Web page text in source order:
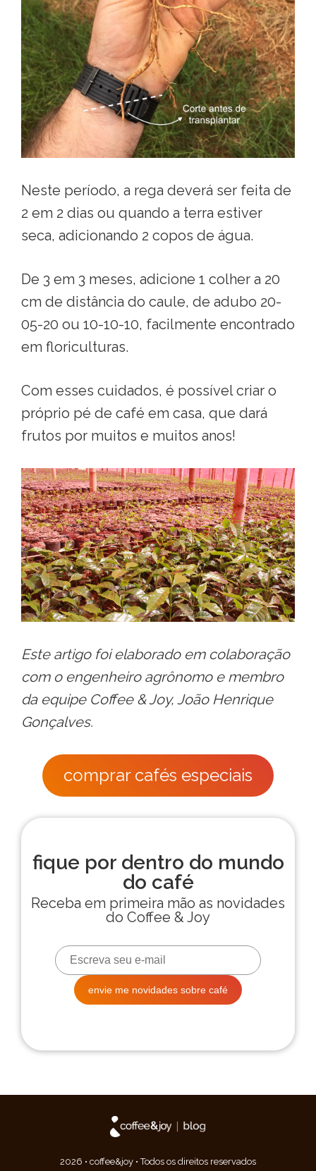
Neste período, a rega deverá ser feita de
2 em 2 dias ou quando a terra estiver
seca, adicionando 2 copos de água.
De 3 em 3 meses, adicione 1 colher a 20
cm de distância do caule, de adubo 20-
05-20 ou 10-10-10, facilmente encontrado
em floriculturas.
Com esses cuidados, é possível criar o
próprio pé de café em casa, que dará
frutos por muitos e muitos anos!
Este artigo foi elaborado em colaboração
com o engenheiro agrônomo e membro
da equipe Coffee & Joy, João Henrique
Gonçalves.
comprar cafés especiais
2026 • coffee&joy • Todos os direitos reservados